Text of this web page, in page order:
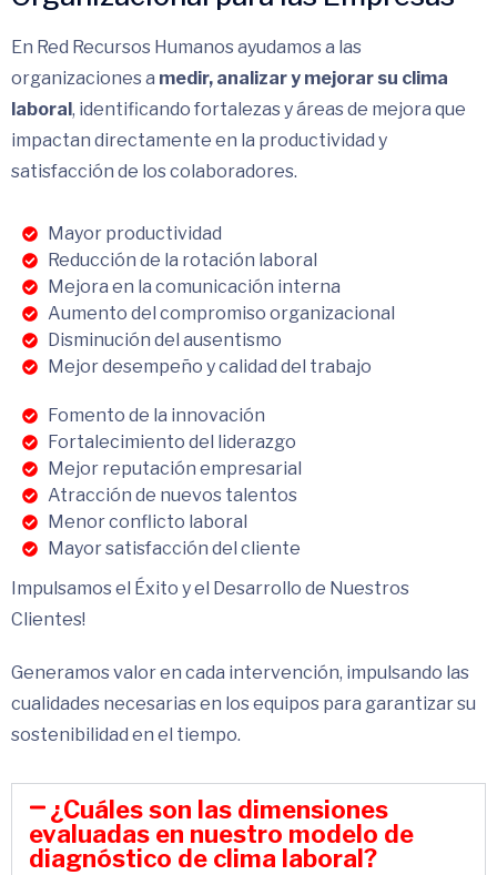
En Red Recursos Humanos ayudamos a las
organizaciones a medir, analizar y mejorar su clima
laboral , identificando fortalezas y áreas de mejora que
impactan directamente en la productividad y
satisfacción de los colaboradores.
Mayor productividad
Reducción de la rotación laboral
Mejora en la comunicación interna
Aumento del compromiso organizacional
Disminución del ausentismo
Mejor desempeño y calidad del trabajo
Fomento de la innovación
Fortalecimiento del liderazgo
Mejor reputación empresarial
Atracción de nuevos talentos
Menor conflicto laboral
Mayor satisfacción del cliente
Impulsamos el Éxito y el Desarrollo de Nuestros
Clientes!
Generamos valor en cada intervención, impulsando las
cualidades necesarias en los equipos para garantizar su
sostenibilidad en el tiempo.
¿Cuáles son las dimensiones
evaluadas en nuestro modelo de
diagnóstico de clima laboral?